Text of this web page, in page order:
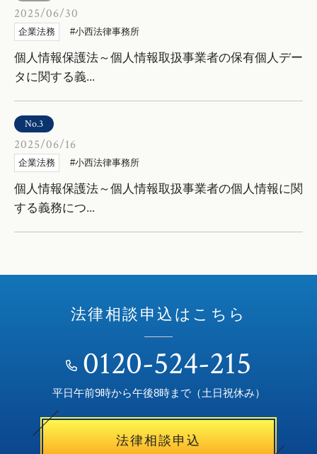
2025/06/30
企業法務 小西法律事務所
個人情報保護法～個人情報取扱事業者の保有個人デー
タに関する義...
No.3
2025/06/16
企業法務 小西法律事務所
個人情報保護法～個人情報取扱事業者の個人情報に関
する義務につ...
法律相談申込はこちら
0120-524-215
平日午前9時から午後8時まで（土日祝休み）
法律相談申込